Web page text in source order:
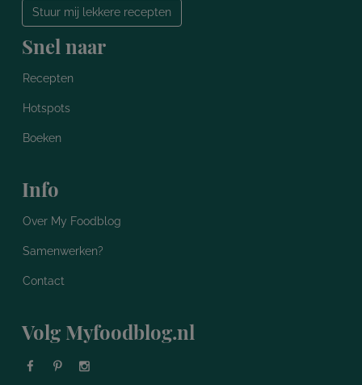
Stuur mij lekkere recepten
Snel naar
Recepten
Hotspots
Boeken
Info
Over My Foodblog
Samenwerken?
Contact
Volg Myfoodblog.nl